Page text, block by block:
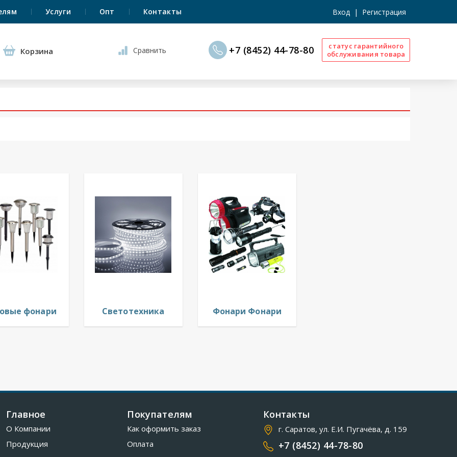
Услуги Опт Контакты Вход | Регистрация
Корзина Сравнить +7 (8452) 44-78-80
статус гарантийного
обслуживания товара
фонари Светотехника Фонари Фонари
Главное
О Компании
Продукция
Покупателям
Как оформить заказ
Оплата
Контакты
г. Саратов, ул. Е.И. Пугачёва, д. 159
+7 (8452) 44-78-80